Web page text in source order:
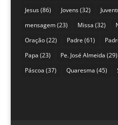
Jesus(86) Jovens(32)
mensagem(23) Missa (32)
Oração(22) Padre (61)
Papa (23) Pe. José Almeida (29)
Páscoa (37) Quaresma (45)